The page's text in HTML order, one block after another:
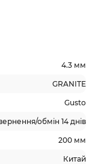
4.3 мм
GRANITE
Gusto
обмін 14 днів
200 мм
Китай